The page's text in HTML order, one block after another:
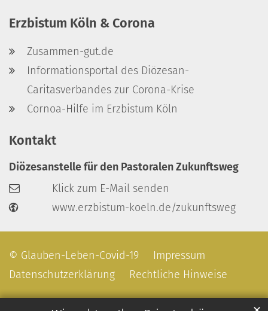
Erzbistum Köln & Corona
Zusammen-gut.de
Informationsportal des Diözesan-
Caritasverbandes zur Corona-Krise
Cornoa-Hilfe im Erzbistum Köln
Kontakt
Diözesanstelle für den Pastoralen Zukunftsweg
Klick zum E-Mail senden
www.erzbistum-koeln.de/zukunftsweg
© Glauben-Leben-Covid-19
Impressum
Datenschutzerklärung
Rechtliche Hinweise